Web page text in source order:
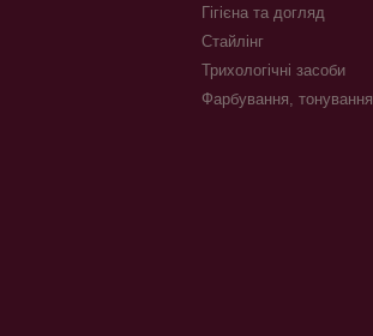
Гігієна та догляд
Стайлінг
Трихологічні засоби
Фарбування, тонування